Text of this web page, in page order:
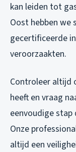
kan leiden tot
Oost hebben we
gecertificeerde
veroorzaakten.
Controleer altijd
heeft en vraag
eenvoudige stap
Onze
altijd een